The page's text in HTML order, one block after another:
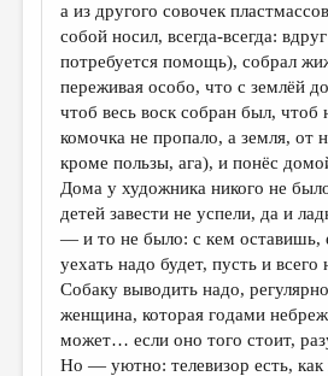
а из другого совочек
собой носил, всегда-всегда:
потребуется помощь), собрал
переживая особо, что с землёй
чтоб весь воск собран был, чтоб
комочка не пропало, а земля, от
кроме пользы, ага), и понёс
Дома у художника никого не
детей завести не успели, да и
— и то не было: с кем оставишь,
уехать надо будет, пусть и
Собаку выводить надо,
женщина, которая годами
может… если оно того стоит,
Но — уютно: телевизор есть, как